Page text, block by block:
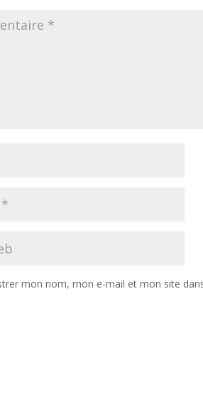
mon nom, mon e-mail et mon site